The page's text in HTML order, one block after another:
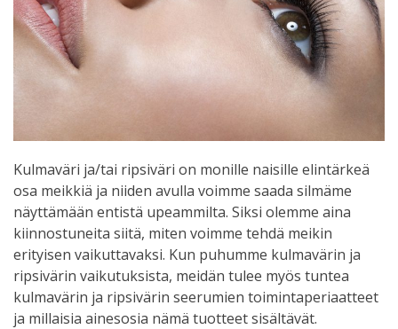
Kulmaväri ja/tai ripsiväri on monille naisille elintärkeä
osa meikkiä ja niiden avulla voimme saada silmäme
näyttämään entistä upeammilta. Siksi olemme aina
kiinnostuneita siitä, miten voimme tehdä meikin
erityisen vaikuttavaksi. Kun puhumme kulmavärin ja
ripsivärin vaikutuksista, meidän tulee myös tuntea
kulmavärin ja ripsivärin seerumien toimintaperiaatteet
ja millaisia ainesosia nämä tuotteet sisältävät.